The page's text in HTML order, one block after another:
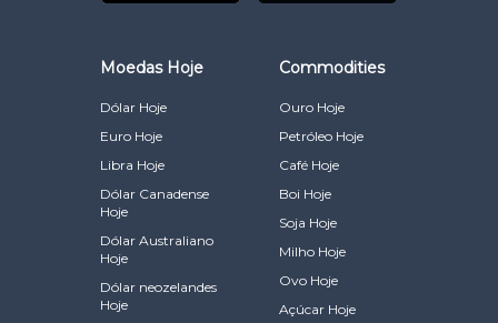
Moedas Hoje
Dólar Hoje
Euro Hoje
Libra Hoje
Dólar Canadense
Hoje
Dólar Australiano
Hoje
Dólar neozelandes
Hoje
Commodities
Ouro Hoje
Petróleo Hoje
Café Hoje
Boi Hoje
Soja Hoje
Milho Hoje
Ovo Hoje
Açúcar Hoje